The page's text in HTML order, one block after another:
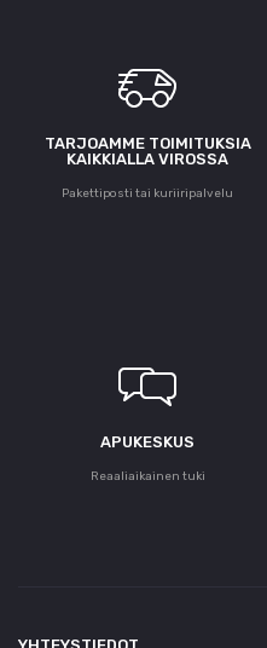
TARJOAMME TOIMITUKSIA
KAIKKIALLA VIROSSA
Pakettiposti tai kuriiripalvelu
APUKESKUS
Reaaliaikainen tuki